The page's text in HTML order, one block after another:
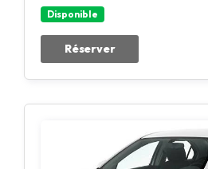
Disponible
Réserver